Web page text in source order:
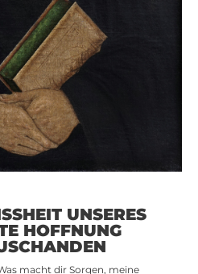
UNSERES
HOFFNUNG
macht dir Sorgen, meine